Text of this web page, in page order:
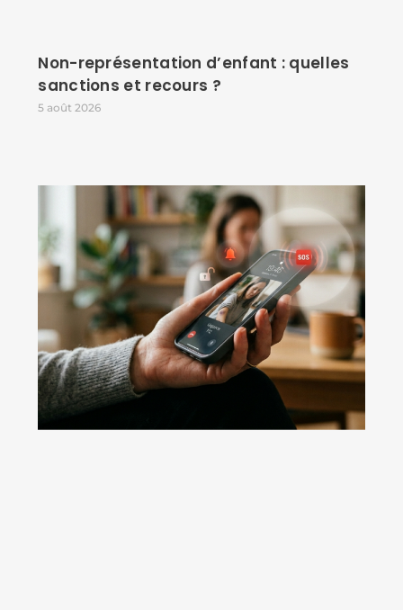
Non-représentation d’enfant : quelles
sanctions et recours ?
5 août 2026